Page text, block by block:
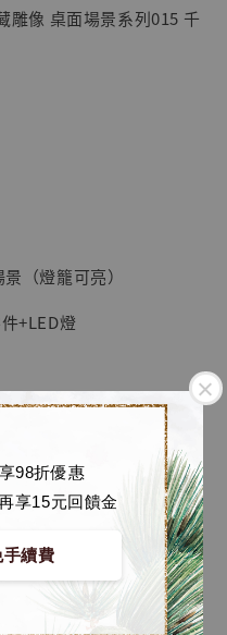
98折優惠
享15元回饋金
續費
蒐藏雕像 悟空 鳥山
雕像 桌面場景系列015 千
（燈籠可亮）
+LED燈